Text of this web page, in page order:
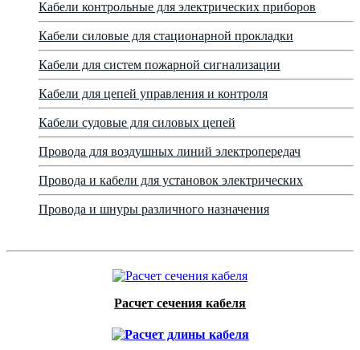
Кабели контрольные для электрических приборов
Кабели силовые для стационарной прокладки
Кабели для систем пожарной сигнализации
Кабели для цепей управления и контроля
Кабели судовые для силовых цепей
Провода для воздушных линий электропередач
Провода и кабели для установок электрических
Провода и шнуры различного назначения
Расчет сечения кабеля